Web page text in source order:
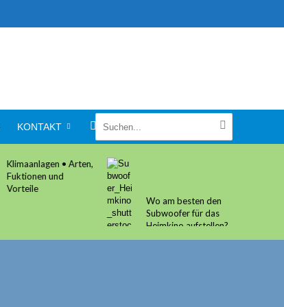
KONTAKT
Klimaanlagen • Arten,
Fuktionen und
Vorteile
Wo am besten den
Subwoofer für das
Heimkino aufstellen?